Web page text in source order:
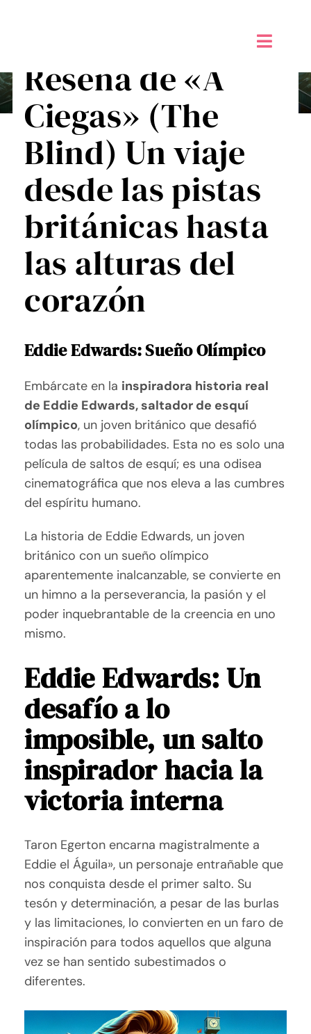
Toggle
Inicio
Alta sensibilidad PAS
Taller de Creatividad Digital
Reseña de «A
Ciegas» (The
Blind) Un viaje
desde las pistas
británicas hasta
las alturas del
corazón
Eddie Edwards: Sueño Olímpico
Embárcate en la inspiradora historia real
de Eddie Edwards, saltador de esquí
olímpico, un joven británico que desafió
todas las probabilidades. Esta no es solo una
película de saltos de esquí; es una odisea
cinematográfica que nos eleva a las cumbres
del espíritu humano.
La historia de Eddie Edwards, un joven
británico con un sueño olímpico
aparentemente inalcanzable, se convierte en
un himno a la perseverancia, la pasión y el
poder inquebrantable de la creencia en uno
mismo.
Eddie Edwards: Un
desafío a lo
imposible, un salto
inspirador hacia la
victoria interna
Taron Egerton encarna magistralmente a
Eddie el Águila», un personaje entrañable que
nos conquista desde el primer salto. Su
tesón y determinación, a pesar de las burlas
y las limitaciones, lo convierten en un faro de
inspiración para todos aquellos que alguna
vez se han sentido subestimados o
diferentes.